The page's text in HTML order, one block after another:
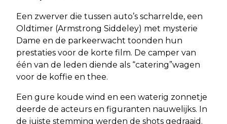
Een zwerver die tussen auto’s scharrelde, een
Oldtimer (Armstrong Siddeley) met mysterie
Dame en de parkeerwacht toonden hun
prestaties voor de korte film. De camper van
één van de leden diende als “catering”wagen
voor de koffie en thee.
Een gure koude wind en een waterig zonnetje
deerde de acteurs en figuranten nauwelijks. In
de juiste stemming werden de shots gedraaid.